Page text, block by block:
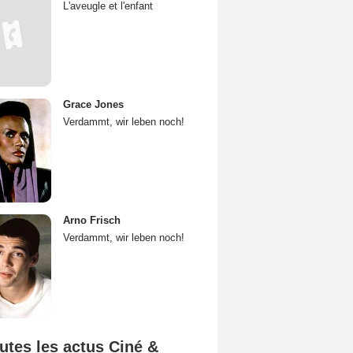
L'aveugle et l'enfant
Grace Jones
Verdammt, wir leben noch!
Arno Frisch
Verdammt, wir leben noch!
les actus Ciné &